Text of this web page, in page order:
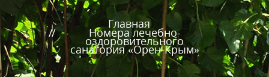
Главная
Номера лечебно-
оздоровительного
санатория «Орен-Крым»